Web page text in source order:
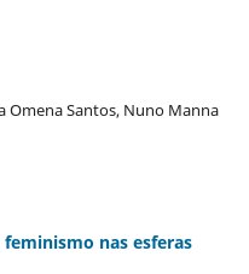
Omena Santos, Nuno Manna
nas esferas